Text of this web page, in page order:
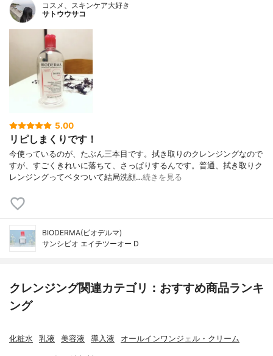
コスメ、スキンケア大好き
サトウウサコ
5.00
リピしまくりです！
今使っているのが、たぶん三本目です。拭き取りのクレンジングなので
すが、すごくきれいに落ちて、さっぱりするんです。普通、拭き取りク
レンジングってベタついて結局洗顔…続きを見る
BIODERMA(ビオデルマ)
サンシビオ エイチツーオー D
クレンジング関連カテゴリ：おすすめ商品ランキ
ング
化粧水 乳液 美容液 導入液 オールインワンジェル・クリーム